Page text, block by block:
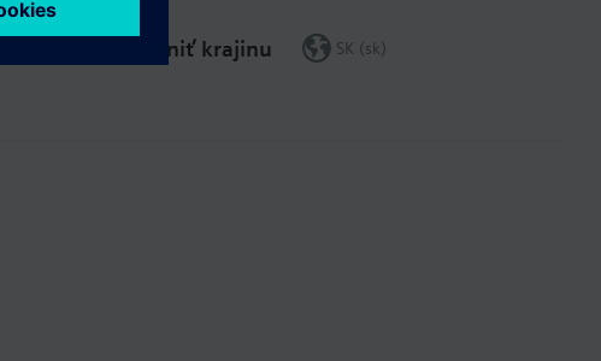
Zmeniť krajinu SK (sk)